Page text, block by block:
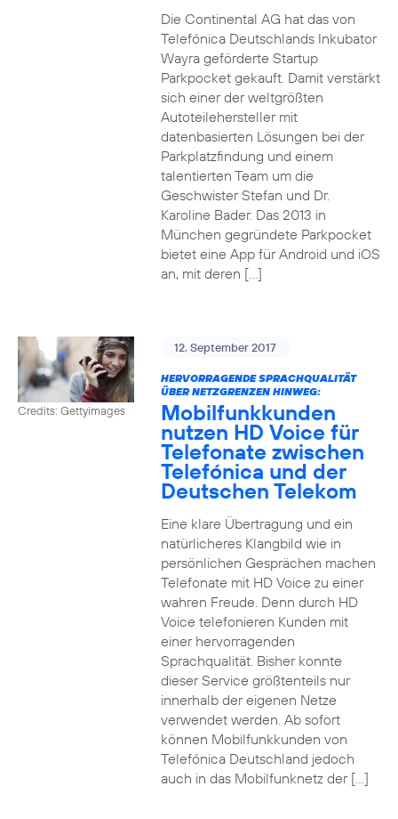
Die Continental AG hat das von
Telefónica Deutschlands Inkubator
Wayra geförderte Startup
Parkpocket gekauft. Damit verstärkt
sich einer der weltgrößten
Autoteilehersteller mit
datenbasierten Lösungen bei der
Parkplatzfindung und einem
talentierten Team um die
Geschwister Stefan und Dr.
Karoline Bader. Das 2013 in
München gegründete Parkpocket
bietet eine App für Android und iOS
an, mit deren […]
Credits: Gettyimages
12. September 2017
HERVORRAGENDE SPRACHQUALITÄT
ÜBER NETZGRENZEN HINWEG:
Mobilfunkkunden
nutzen HD Voice für
Telefonate zwischen
Telefónica und der
Deutschen Telekom
Eine klare Übertragung und ein
natürlicheres Klangbild wie in
persönlichen Gesprächen machen
Telefonate mit HD Voice zu einer
wahren Freude. Denn durch HD
Voice telefonieren Kunden mit
einer hervorragenden
Sprachqualität. Bisher konnte
dieser Service größtenteils nur
innerhalb der eigenen Netze
verwendet werden. Ab sofort
können Mobilfunkkunden von
Telefónica Deutschland jedoch
auch in das Mobilfunknetz der […]